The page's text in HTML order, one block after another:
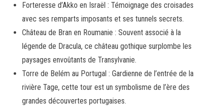
Forteresse d’Akko en Israël : Témoignage des croisades
avec ses remparts imposants et ses tunnels secrets.
Château de Bran en Roumanie : Souvent associé à la
légende de Dracula, ce château gothique surplombe les
paysages envoûtants de Transylvanie.
Torre de Belém au Portugal : Gardienne de l’entrée de la
rivière Tage, cette tour est un symbolisme de l’ère des
grandes découvertes portugaises.